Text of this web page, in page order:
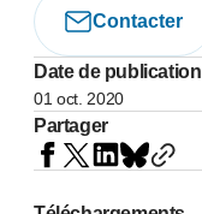
Contacter
Date de publication
01 oct. 2020
Partager